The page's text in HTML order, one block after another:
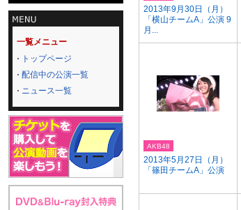
一覧メニュー
トップページ
配信中の公演一覧
ニュース一覧
2013年9月30日（月）
「横山チームA」公演 9
月...
2013年5月27日（月）
「篠田チームA」公演
AKB48